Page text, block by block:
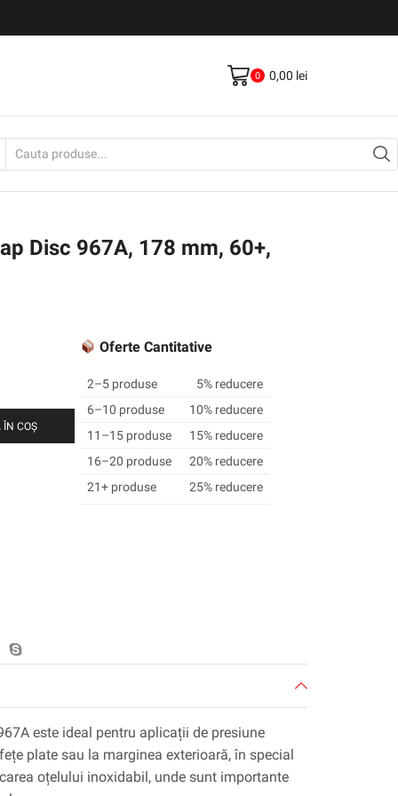
0 0,00 lei
Disc 967A, 178 mm, 60+,
ÎN COȘ
Oferte Cantitative
2–5 produse
5% reducere
6–10 produse
10% reducere
11–15 produse
15% reducere
16–20 produse
20% reducere
21+ produse
25% reducere
este ideal pentru aplicații de presiune
plate sau la marginea exterioară, în special
oțelului inoxidabil, unde sunt importante